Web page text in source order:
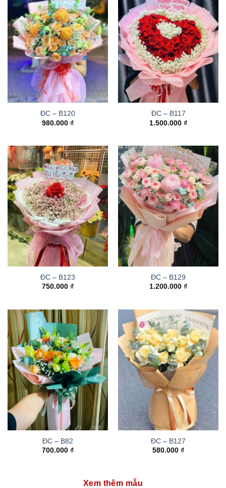
ĐC – B120
980.000 ₫
ĐC – B117
1.500.000 ₫
ĐC – B123
750.000 ₫
ĐC – B129
1.200.000 ₫
ĐC – B82
700.000 ₫
ĐC – B127
580.000 ₫
Xem thêm mẫu